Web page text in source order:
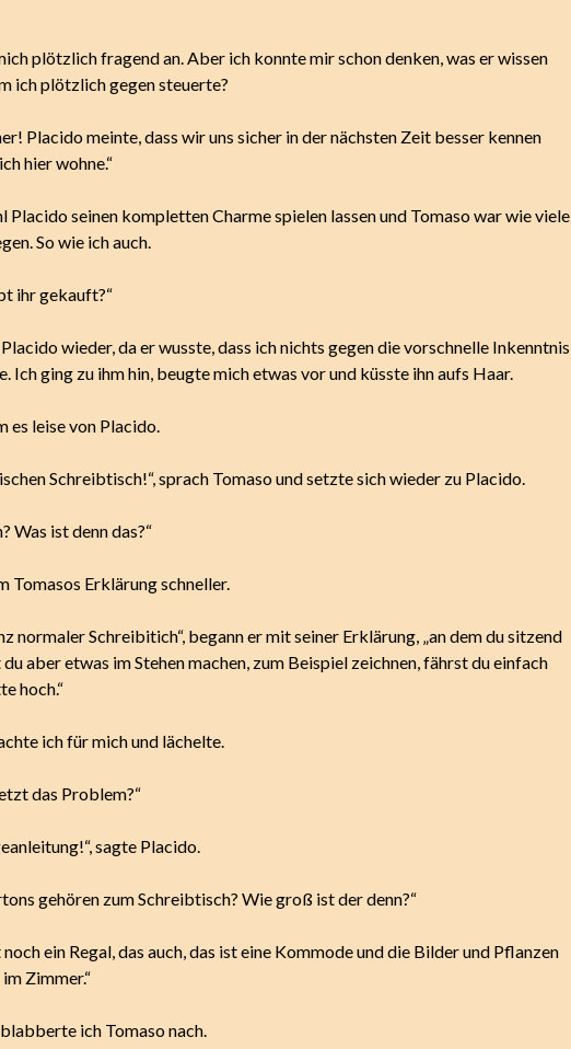
plötzlich fragend an. Aber ich konnte mir schon denken, was er wissen
ich plötzlich gegen steuerte?
Placido meinte, dass wir uns sicher in der nächsten Zeit besser kennen
hier wohne.“
Placido seinen kompletten Charme spielen lassen und Tomaso war wie viele
So wie ich auch.
ihr gekauft?“
wieder, da er wusste, dass ich nichts gegen die vorschnelle Inkenntnis
Ich ging zu ihm hin, beugte mich etwas vor und küsste ihn aufs Haar.
es leise von Placido.
Schreibtisch!“, sprach Tomaso und setzte sich wieder zu Placido.
Was ist denn das?“
Tomasos Erklärung schneller.
normaler Schreibitich“, begann er mit seiner Erklärung, „an dem du sitzend
aber etwas im Stehen machen, zum Beispiel zeichnen, fährst du einfach
hoch.“
ich für mich und lächelte.
das Problem?“
sagte Placido.
gehören zum Schreibtisch? Wie groß ist der denn?“
noch ein Regal, das auch, das ist eine Kommode und die Bilder und Pflanzen
Zimmer.“
ich Tomaso nach.